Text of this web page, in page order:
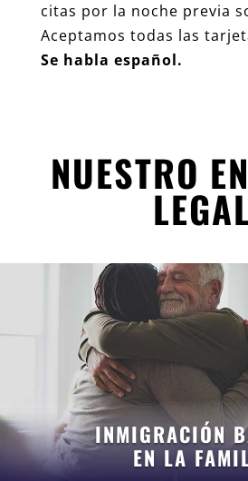
citas por la noche previa
Aceptamos todas las
Se habla español.
NUESTRO
LEGAL
INMIGRACIÓN
EN LA